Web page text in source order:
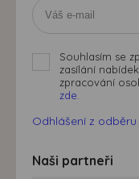
Souhlasím se
zasílání
zpracování
zde.
Odhlášení z odběru
Naši partneři